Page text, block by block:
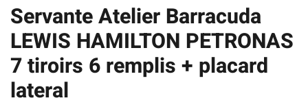
Servante Atelier Barracuda
LEWIS HAMILTON PETRONAS
7 tiroirs 6 remplis + placard
lateral